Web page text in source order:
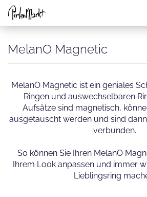
MelanO Magnetic
MelanO Magnetic ist ein geniales
Ringen und auswechselbaren
Aufsätze sind magnetisch,
ausgetauscht werden und sind
verbunden.
So können Sie Ihren MelanO
Ihrem Look anpassen und immer
Lieblingsring